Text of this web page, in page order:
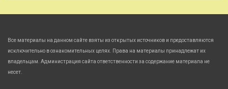
Все материалы на данном сайте взяты из открытых источников и предоставляются
исключительно в ознакомительных целях. Права на материалы принадлежат их
владельцам. Администрация сайта ответственности за содержание материала не
несет.